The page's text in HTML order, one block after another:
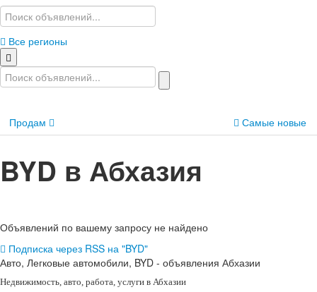
Все регионы
Продам Самые новые
BYD в Абхазия
Объявлений по вашему запросу не найдено
Подписка через RSS на "BYD"
Авто, Легковые автомобили, BYD - объявления Абхазии
Недвижимость, авто, работа, услуги в Абхазии